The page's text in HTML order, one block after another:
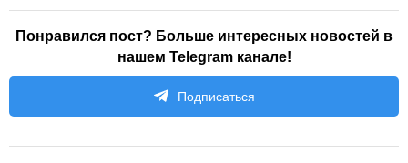
Понравился пост? Больше интересных новостей в
нашем Telegram канале!
Подписаться